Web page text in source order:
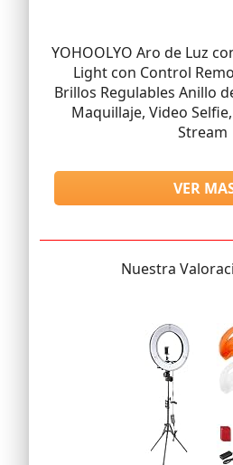
YOHOOLYO Aro de Luz
Light con Control
Brillos Regulables Anillo
Maquillaje, Video
Stream
VER
Nuestra